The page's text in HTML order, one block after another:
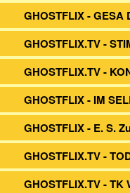
GHOSTFLIX - GESA
GHOSTFLIX.TV -
GHOSTFLIX.TV -
GHOSTFLIX - IM
GHOSTFLIX - E. S.
GHOSTFLIX.TV -
GHOSTFLIX.TV - TK